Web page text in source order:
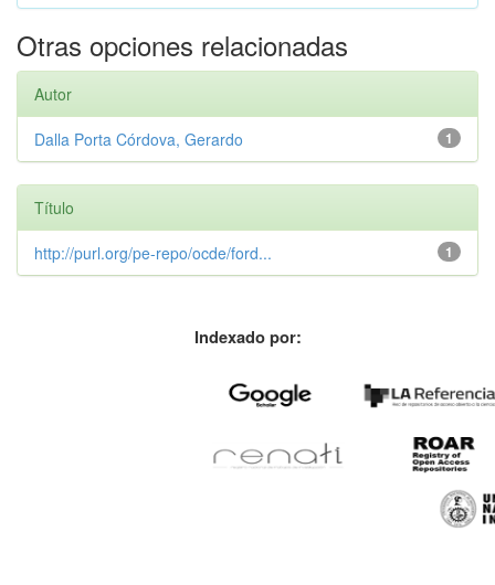
Otras opciones relacionadas
Autor
1
Dalla Porta Córdova, Gerardo
Título
1
http://purl.org/pe-repo/ocde/ford...
Indexado por: